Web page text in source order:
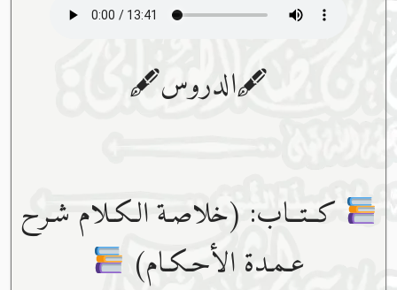
🖋الدروس🖋
كــتــاب: (خلاصـة الـكـلام شـرح
عـمـدة الأحـكـام)